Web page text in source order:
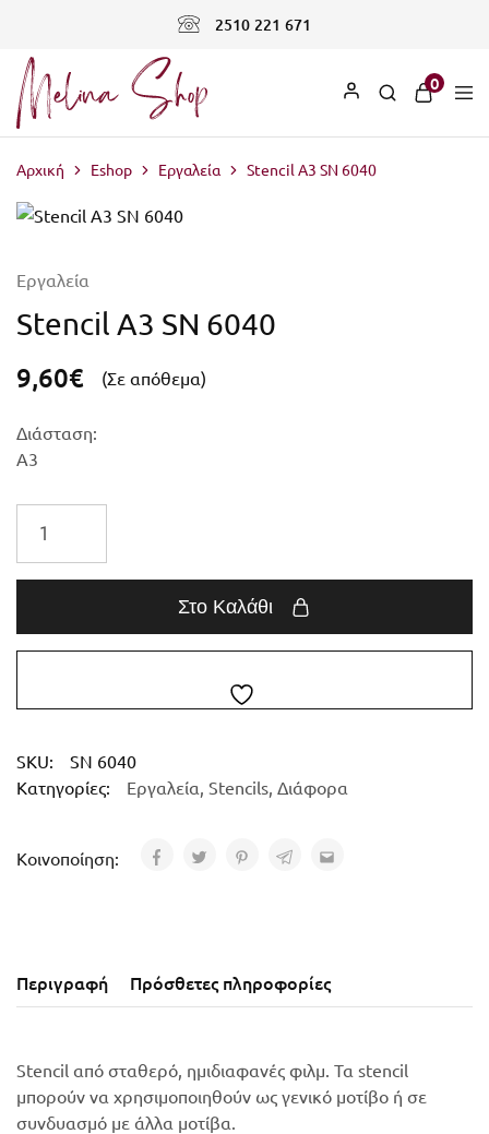
2510 221 671
0
Αρχική Eshop Εργαλεία Stencil Α3 SN 6040
Εργαλεία
Stencil Α3 SN 6040
9,60€ (Σε απόθεμα)
Διάσταση:
Α3
Στο Καλάθι
SKU:
SN 6040
Κατηγορίες:
Εργαλεία, Stencils, Διάφορα
Κοινοποίηση:
Περιγραφή Πρόσθετες πληροφορίες
Stencil από σταθερό, ημιδιαφανές φιλμ. Τα stencil
μπορούν να χρησιμοποιηθούν ως γενικό μοτίβο ή σε
συνδυασμό με άλλα μοτίβα.